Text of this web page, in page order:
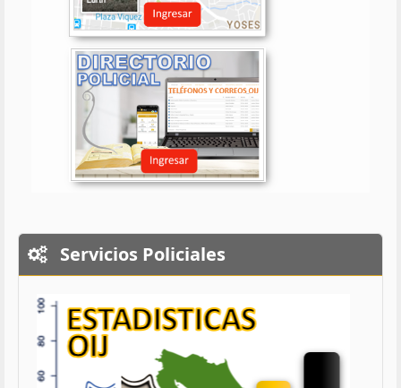
Servicios Policiales